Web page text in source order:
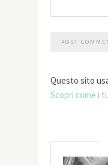
Questo sito
Scopri come i